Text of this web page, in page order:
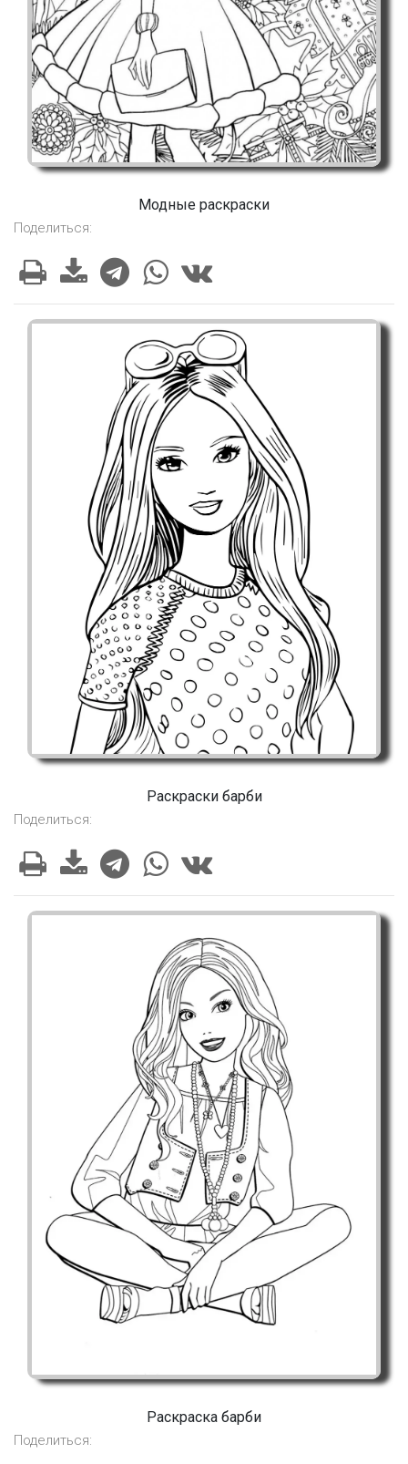
Модные раскраски
Поделиться:
Раскраски барби
Поделиться:
Раскраска барби
Поделиться: